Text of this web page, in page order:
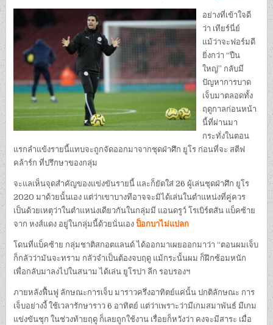
อย่างที่เข้าใจดี
ว่า เทียร์นี่ย์
แม้ว่าจะฟอร์มดี
ยิ่งกว่า “ปืน
ใหญ่” กลับมี
ปัญหาการบาด
เจ็บมาตลอดทั้ง
ฤดูกาลก่อนหน้า
นี้ที่ผ่านมา
กระทั่งในตอน
แรกลำแข้งรายนี้แทบจะถูกจัดออกมาจากชุดฝ่าศึก ยูโร ก่อนที่จะ สตีฟ
คล้าร์ก ที่ปรึกษาของกลุ่ม
จะแลเห็นจุดสำคัญของแข่งขันรายนี้ และก็ยัดใส่ 26 ผู้เล่นชุดฝ่าศึก ยูโร
2020 มาด้วยนั้นเอง แต่ว่าเขาบางทีอาจจะมิได้เล่นในตำแหน่งที่คู่ควร
เป็นด้วยเหตุว่าในตำแหน่งเดียวกันในกลุ่มมี แอนดรูว์ โรเบิร์ตสัน แบ็คซ้าย
จาก หงส์แดง อยู่ในกลุ่มนี้ด้วยนั่นเองป็อกบาไม่แปลก
โดนที่แบ็คซ้าย กลุ่มชาติสกอตแลนด์ ได้ออกมาเผยออกมาว่า “ตอนผมเจ็บ
ก็กลัวว่ามันจะทราม กลัวจำเป็นต้องจบฤดู แม้กระนั้นผม ก็ฝึกซ้อมหนัก
เพื่อกลับมาลงไปในสนาม ได้เล่น ยูโรปา ลีก รอบรองฯ
ภายหลังฟื้นฟู ลักษณะการเจ็บ มาราวครึ่งอาทิตย์แค่นั้น ปกติลักษณะ การ
เจ็บอย่างงี้ ใช้เวลารักษาราว 6 อาทิตย์ แต่ว่าเพราะว่ามีเกมสมาพันธ์ มีเกม
แข่งขันชุก ในช่วงท้ายฤดู ก็เลยถูกใช้งาน เรื่อยก็หวังว่า คงจะมีสาระ เมื่อ